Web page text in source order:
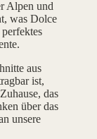
Alpen und
was Dolce
aus
ist,
das
über das
unsere